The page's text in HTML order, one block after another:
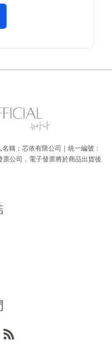
稱：芯依有限公司｜統一編號：
公司，電子發票將於商品出貨後